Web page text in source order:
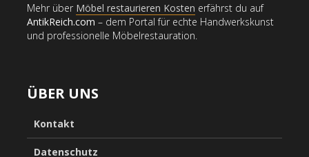
Mehr über Möbel restaurieren Kosten erfährst du auf
AntikReich.com – dem Portal für echte Handwerkskunst
und professionelle Möbelrestauration.
ÜBER UNS
Kontakt
Datenschutz